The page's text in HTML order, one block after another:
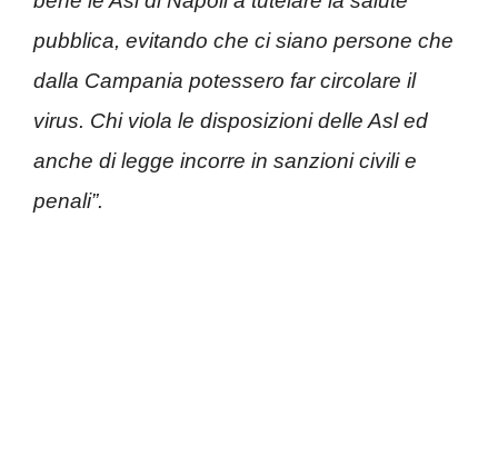
pubblica, evitando che ci siano persone che
dalla Campania potessero far circolare il
virus. Chi viola le disposizioni delle Asl ed
anche di legge incorre in sanzioni civili e
penali”.